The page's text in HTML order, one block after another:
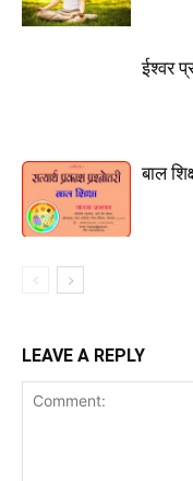
ईश्वर
बाल
LEAVE A REPLY